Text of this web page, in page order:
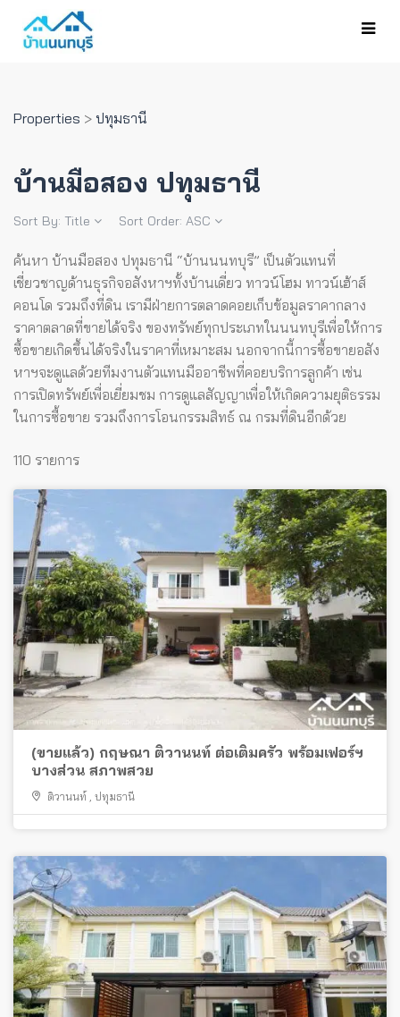
Properties > ปทุมธานี
บ้านมือสอง ปทุมธานี
Sort By: Title Sort Order: ASC
ค้นหา บ้านมือสอง ปทุมธานี “บ้านนนทบุรี” เป็นตัวแทนที่
เชี่ยวชาญด้านธุรกิจอสังหาฯทั้งบ้านเดี่ยว ทาวน์โฮม ทาวน์เฮ้าส์
คอนโด รวมถึงที่ดิน เรามีฝ่ายการตลาดคอยเก็บข้อมูลราคากลาง
ราคาตลาดที่ขายได้จริง ของทรัพย์ทุกประเภทในนนทบุรีเพื่อให้การ
ซื้อขายเกิดขึ้นได้จริงในราคาที่เหมาะสม นอกจากนี้การซื้อขายอสัง
หาฯจะดูแลด้วยทีมงานตัวแทนมืออาชีพที่คอยบริการลูกค้า เช่น
การเปิดทรัพย์เพื่อเยี่ยมชม การดูแลสัญญาเพื่อให้เกิดความยุติธรรม
ในการซื้อขาย รวมถึงการโอนกรรมสิทธ์ ณ กรมที่ดินอีกด้วย
110 รายการ
(ขายแล้ว) กฤษณา ติวานนท์ ต่อเติมครัว พร้อมเฟอร์ฯ
บางส่วน สภาพสวย
ติวานนท์ , ปทุมธานี